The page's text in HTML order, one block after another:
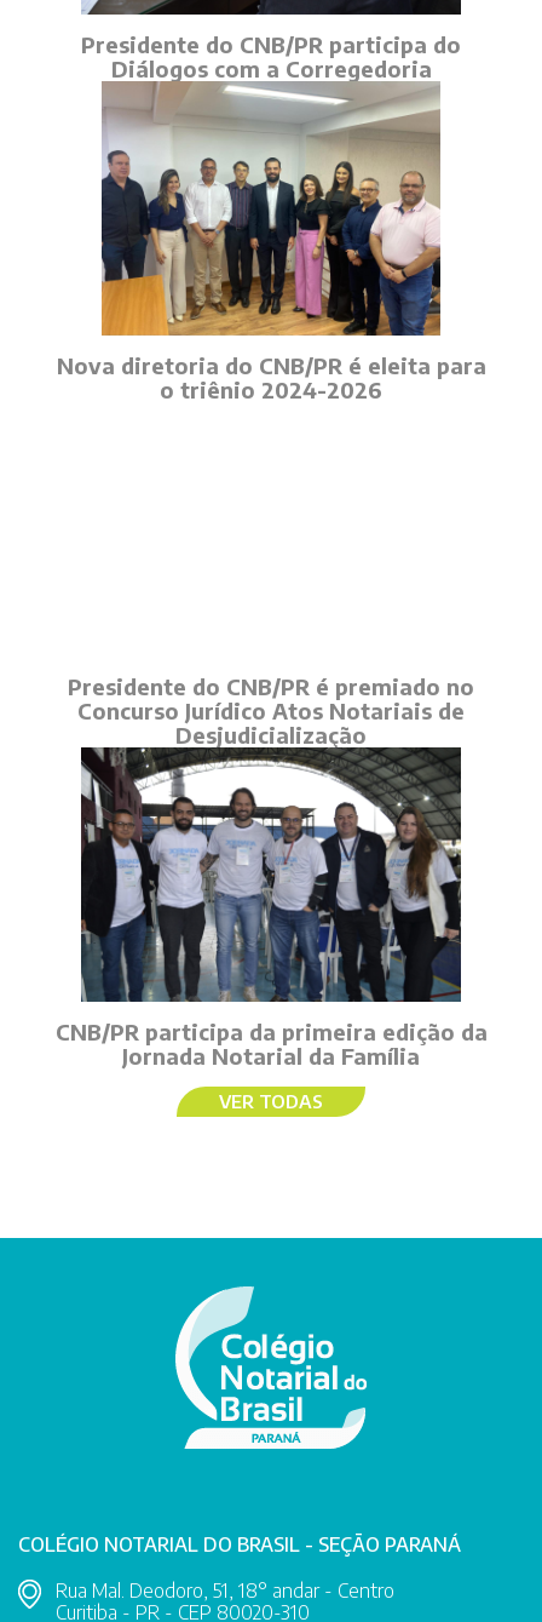
Presidente do CNB/PR participa do
Diálogos com a Corregedoria
Nova diretoria do CNB/PR é eleita para
o triênio 2024-2026
Presidente do CNB/PR é premiado no
Concurso Jurídico Atos Notariais de
Desjudicialização
CNB/PR participa da primeira edição da
Jornada Notarial da Família
VER TODAS
COLÉGIO NOTARIAL DO BRASIL - SEÇÃO PARANÁ
Rua Mal. Deodoro, 51, 18° andar - Centro
Curitiba - PR - CEP 80020-310